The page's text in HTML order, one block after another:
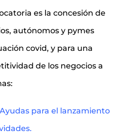
es la concesión de
autónomos y pymes
covid, y para una
de los negocios a
para el lanzamiento